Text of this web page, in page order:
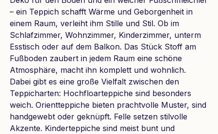
– ein Teppich schafft Wärme und Geborgenheit in
einem Raum, verleiht ihm Stille und Stil. Ob im
Schlafzimmer, Wohnzimmer, Kinderzimmer, unterm
Esstisch oder auf dem Balkon. Das Stück Stoff am
Fußboden zaubert in jedem Raum eine schöne
Atmosphäre, macht ihn komplett und wohnlich.
Dabei gibt es eine große Vielfalt zwischen den
Teppicharten: Hochfloarteppiche sind besonders
weich. Orientteppiche bieten prachtvolle Muster, sind
handgewebt oder geknüpft. Felle setzen stilvolle
Akzente. Kinderteppiche sind meist bunt und